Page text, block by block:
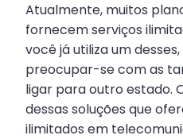
Atualmente, muitos
fornecem serviços
você já utiliza um
preocupar-se com as
ligar para outro estado.
dessas soluções que
ilimitados em